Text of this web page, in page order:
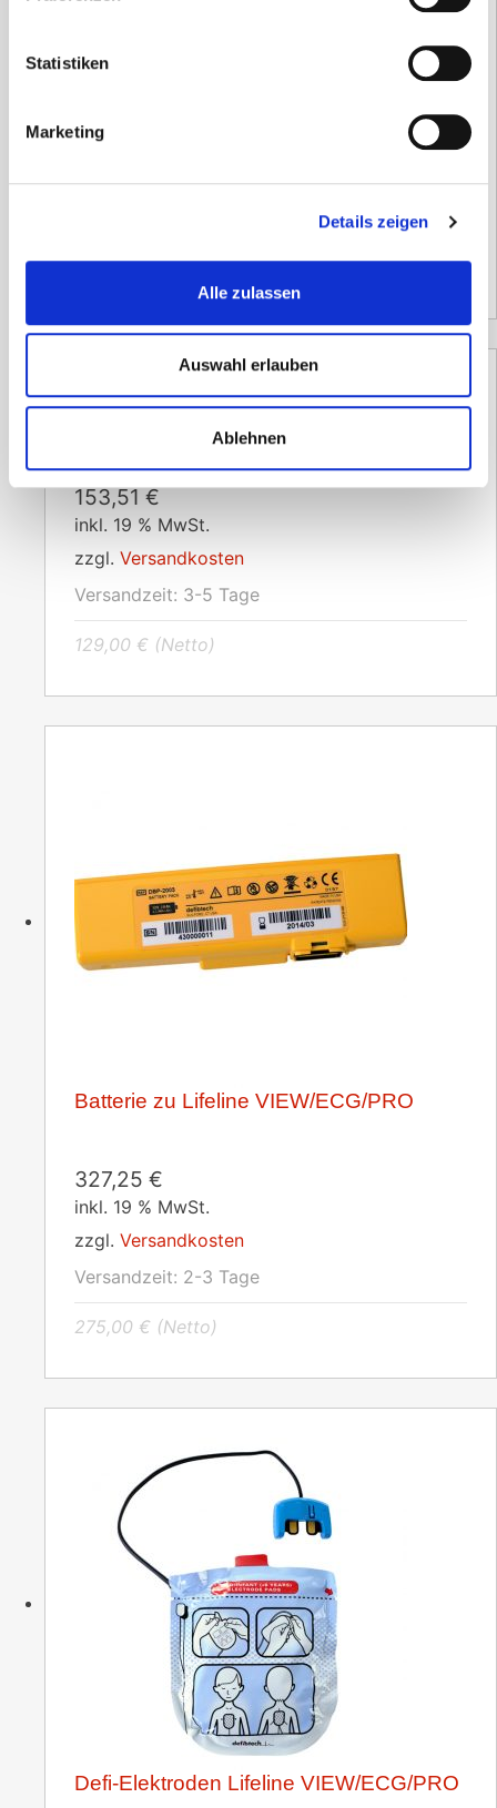
Statistiken
Marketing
Details zeigen
Alle zulassen
Auswahl erlauben
Ablehnen
VIEW
70,21
inkl. 19 % MwSt.
zzgl.Versandkosten
59,00€(Netto)
153,51€
inkl. 19 % MwSt.
zzgl. Versandkosten
Versandzeit: 3-5 Tage
129,00 € (Netto)
Batterie zu Lifeline VIEW/ECG/PRO
327,25 €
inkl. 19 % MwSt.
zzgl. Versandkosten
Versandzeit: 2-3 Tage
275,00 € (Netto)
Defi-Elektroden Lifeline VIEW/ECG/PRO